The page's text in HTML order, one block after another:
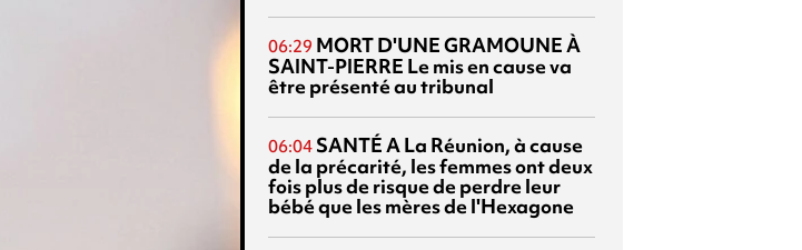
06:29 MORT D'UNE GRAMOUNE À
SAINT-PIERRE Le mis en cause va
être présenté au tribunal
06:04 SANTÉA La Réunion, à cause
de la précarité, les femmes ont deux
fois plus de risque de perdre leur
bébé que les mères de l'Hexagone